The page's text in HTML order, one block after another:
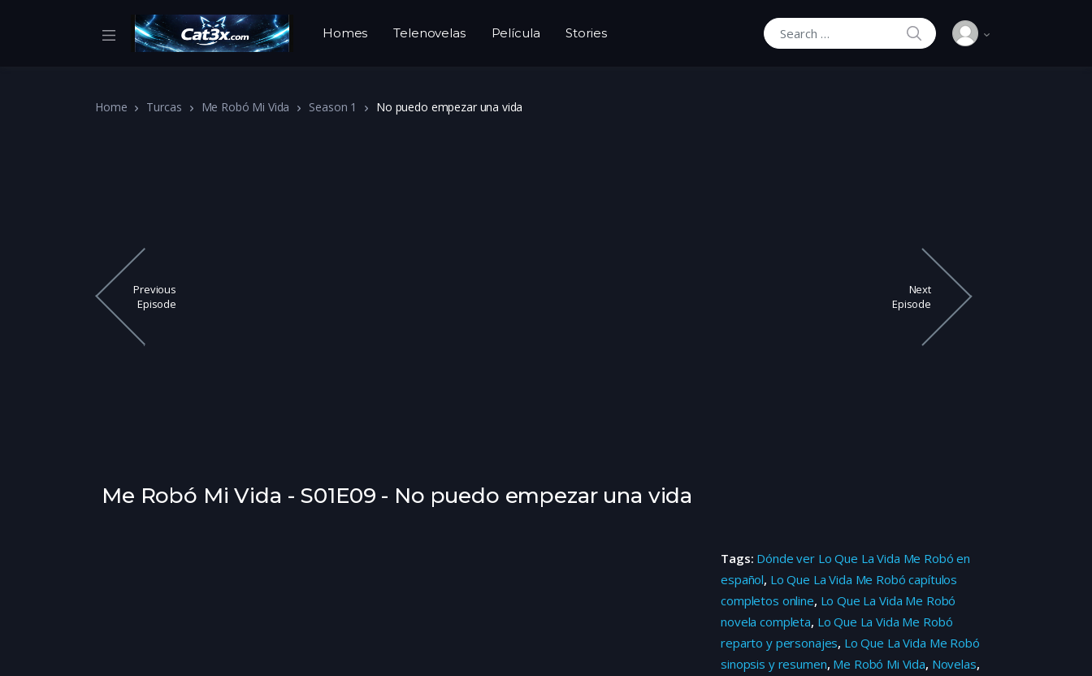
Homes Telenovelas Película Stories
Search for:
SEARCH
Home Turcas Me Robó Mi Vida Season 1 No puedo empezar una vida
Previous
Episode
Next
Episode
Me Robó Mi Vida - S01E09 - No puedo empezar una vida
Tags: Dónde ver Lo Que La Vida Me Robó en
español, Lo Que La Vida Me Robó capítulos
completos online, Lo Que La Vida Me Robó
novela completa, Lo Que La Vida Me Robó
reparto y personajes, Lo Que La Vida Me Robó
sinopsis y resumen, Me Robó Mi Vida, Novelas,